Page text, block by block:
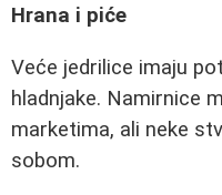
Hrana i piće
Veće jedrilice imaju
hladnjake. Namirnice
marketima, ali neke
sobom.